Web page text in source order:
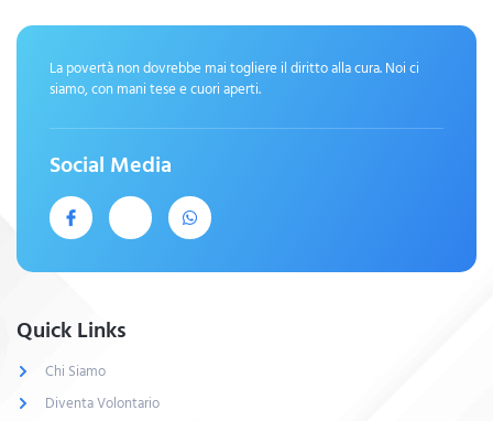
La povertà non dovrebbe mai togliere il diritto alla cura. Noi ci
siamo, con mani tese e cuori aperti.
Social Media
Quick Links
Chi Siamo
Diventa Volontario